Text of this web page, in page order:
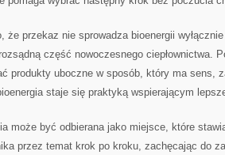
że przekaz nie sprowadza bioenergii wyłącznie
część nowoczesnego ciepłownictwa.
produkty uboczne w sposób, który ma sens,
staje się praktyką wspierającym
może być odbierana jako miejsce, które
przez temat krok po kroku, zachęcając do